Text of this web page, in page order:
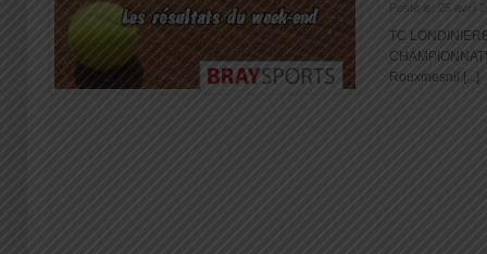
Posté le: 25 avril
TC
Rouxmesnil [...]